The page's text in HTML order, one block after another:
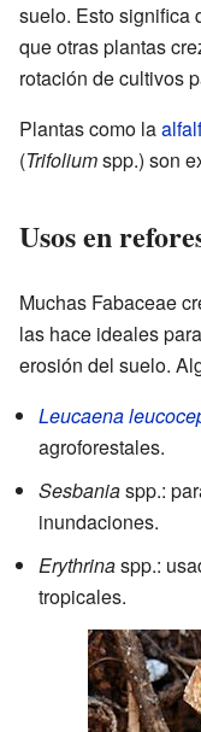
suelo. Esto significa
que otras plantas
rotación de cultivos
Plantas como la
(Trifoliumspp.) son
Usos en
Muchas Fabaceae
las hace ideales
erosión del suelo.
Leucaena
agroforestales.
Sesbaniaspp.:
inundaciones.
Erythrinaspp.:
tropicales.